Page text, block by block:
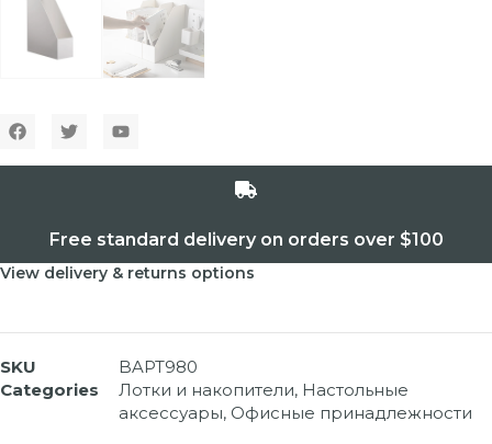
Free standard delivery on orders over $100
View delivery & returns options
SKU
BAPT980
Categories
Лотки и накопители, Настольные
аксессуары, Офисные принадлежности